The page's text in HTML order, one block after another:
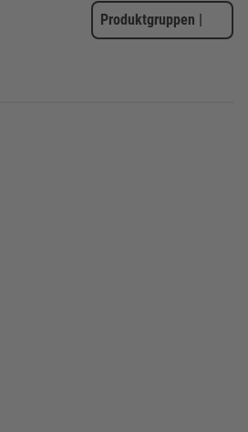
Produktgruppen |